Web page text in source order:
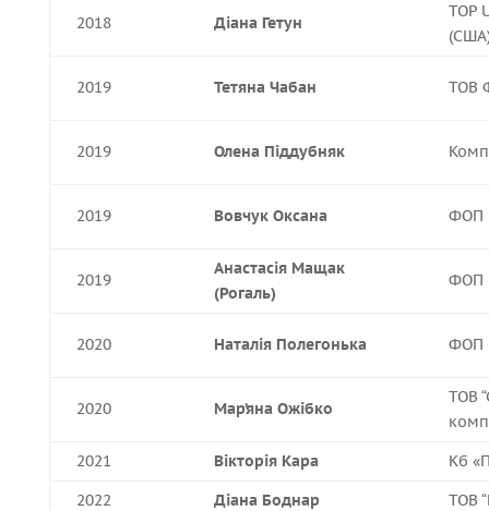
2018 Діана Гетун
TOP
2019 Тетяна Чабан ТОВ
2019 Олена Піддубняк
2019 Вовчук Оксана ФОП
2019
Анастасія Мащак
(Рогаль)
ФОП
2020 Наталія Полегонька ФОП
2020 Мар’яна Ожібко
ТОВ
2021
Вікторія Кара
Кб
2022
Діана Боднар ТОВ